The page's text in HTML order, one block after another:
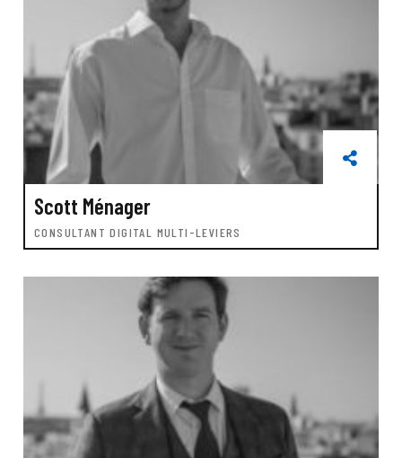
Scott Ménager
CONSULTANT DIGITAL MULTI-LEVIERS